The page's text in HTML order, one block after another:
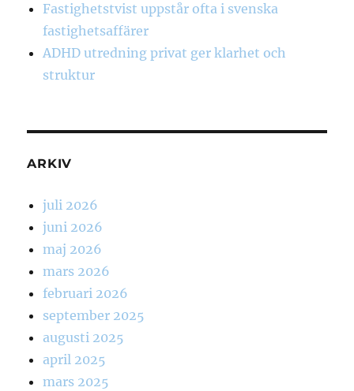
Fastighetstvist uppstår ofta i svenska
fastighetsaffärer
ADHD utredning privat ger klarhet och
struktur
ARKIV
juli 2026
juni 2026
maj 2026
mars 2026
februari 2026
september 2025
augusti 2025
april 2025
mars 2025